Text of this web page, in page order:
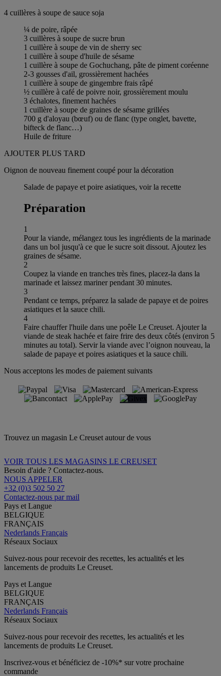
4 cuillères à soupe de sauce soja
¼ de poire, râpée
3 cuillères à soupe de sucre brun
1 cuillère à soupe de vin de sherry sec
1 cuillère à soupe d'huile de sésame
1 cuillère à soupe de Gochuchang, pâte de piment coréenne
2-3 gousses d'ail, grossièrement hachées
1 cuillère à soupe de gingembre frais râpé
½ cuillère à café de poivre noir, grossièrement moulu
3 échalotes, finement hachées
1 cuillère à soupe de graines de sésame grillées
700 g d'aloyau (bœuf) ou de flanc (type onglet, bavette,
bifteck de flanc…)
Huile de friture
AJOUTER PLUS TARD
Oignon de nouveau finement coupé pour la décoration
Salade de papaye et poire asiatiques, voir la recette
Préparation
1
Pour la viande, mélangez tous les ingrédients de la marinade
dans un bol jusqu'à ce que le sucre soit dissout. Ajoutez les
graines de sésame.
2
Coupez la viande en tranches très fines, placez-la dans la
marinade et laissez mariner pendant 30 minutes.
3
Pendant ce temps, préparez la salade de papaye et de poires
asiatiques et la sauce chili.
4
Faire chauffer l'huile dans une poêle Le Creuset. Ajouter la
viande de steak hachée et faire frire des deux côtés (environ 5
minutes au total). Servir la viande avec l’oignon nouveau, la
salade de papaye et poires asiatiques et la sauce chili.
Nous acceptons les modes de paiement suivants
Trouvez un magasin Le Creuset autour de vous
VOIR TOUS LES MAGASINS LE CREUSET
Besoin d'aide ? Contactez-nous.
NOUS APPELER
+32 (0)3 502 50 27
Contactez-nous par mail
Pays et Langue
BELGIQUE
FRANÇAIS
Nederlands Français
Réseaux Sociaux
Suivez-nous pour recevoir des recettes, les actualités et les
lancements de produits Le Creuset.
Pays et Langue
BELGIQUE
FRANÇAIS
Nederlands Français
Réseaux Sociaux
Suivez-nous pour recevoir des recettes, les actualités et les
lancements de produits Le Creuset.
Inscrivez-vous et bénéficiez de -10%* sur votre prochaine
commande